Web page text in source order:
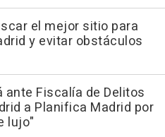
el mejor sitio para
y evitar obstáculos
ante Fiscalía de Delitos
a Planifica Madrid por
lujo"